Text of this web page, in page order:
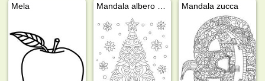
Mela Mandala zucca